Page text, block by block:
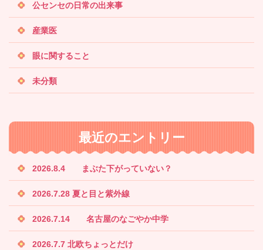
公センセの日常の出来事
産業医
眼に関すること
未分類
最近のエントリー
2026.8.4 まぶた下がっていない？
2026.7.28 夏と目と紫外線
2026.7.14 名古屋のなごやか中学
2026.7.7 北欧ちょっとだけ